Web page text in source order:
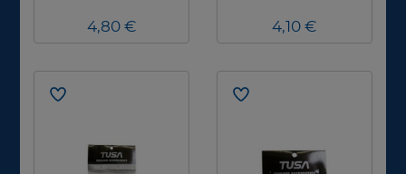
4,80 € 4,10 €